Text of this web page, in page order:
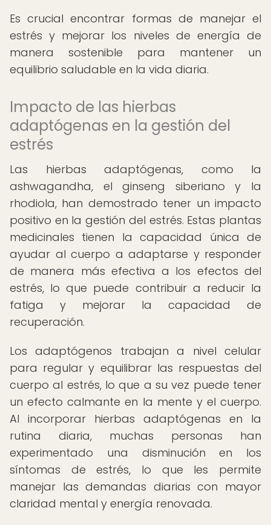
Es crucial encontrar formas de manejar el
estrés y mejorar los niveles de energía de
manera sostenible para mantener un
equilibrio saludable en la vida diaria.
Impacto de las hierbas
adaptógenas en la gestión del
estrés
Las hierbas adaptógenas, como la
ashwagandha, el ginseng siberiano y la
rhodiola, han demostrado tener un impacto
positivo en la gestión del estrés. Estas plantas
medicinales tienen la capacidad única de
ayudar al cuerpo a adaptarse y responder
de manera más efectiva a los efectos del
estrés, lo que puede contribuir a reducir la
fatiga y mejorar la capacidad de
recuperación.
Los adaptógenos trabajan a nivel celular
para regular y equilibrar las respuestas del
cuerpo al estrés, lo que a su vez puede tener
un efecto calmante en la mente y el cuerpo.
Al incorporar hierbas adaptógenas en la
rutina diaria, muchas personas han
experimentado una disminución en los
síntomas de estrés, lo que les permite
manejar las demandas diarias con mayor
claridad mental y energía renovada.